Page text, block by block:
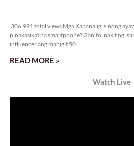
306,991 total views Mga Kapanalig, sinong
pinakasikat na smartphone? Ganito inakit ng
influencer ang mahigit 50
READ MORE »
Watch Live